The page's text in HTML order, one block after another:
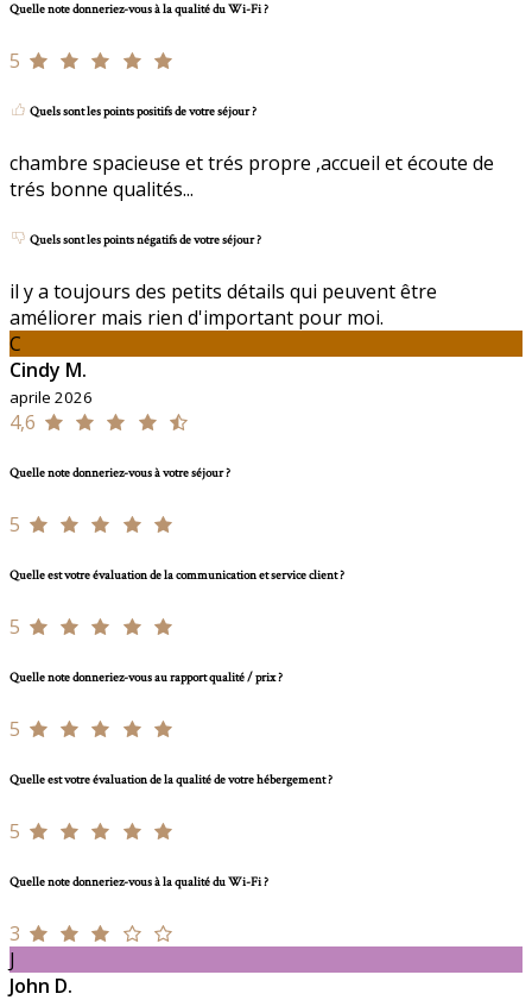
Quelle note donneriez-vous à la qualité du Wi-Fi ?
5
Quels sont les points positifs de votre séjour ?
chambre spacieuse et trés propre ,accueil et écoute de
trés bonne qualités...
Quels sont les points négatifs de votre séjour ?
il y a toujours des petits détails qui peuvent être
améliorer mais rien d'important pour moi.
C
Cindy M.
aprile 2026
4,6
Quelle note donneriez-vous à votre séjour ?
5
Quelle est votre évaluation de la communication et service client ?
5
Quelle note donneriez-vous au rapport qualité / prix ?
5
Quelle est votre évaluation de la qualité de votre hébergement ?
5
Quelle note donneriez-vous à la qualité du Wi-Fi ?
3
J
John D.